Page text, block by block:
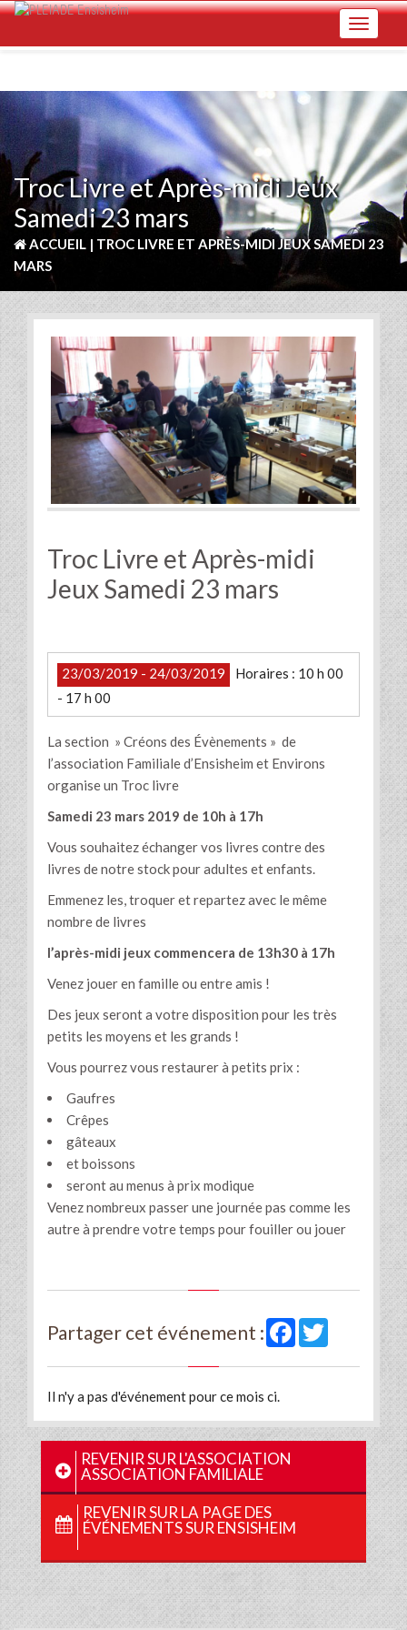
Skip
Toggle
Troc Livre et Après-midi Jeux
Samedi 23 mars
ACCUEIL | TROC LIVRE ET APRÈS-MIDI JEUX SAMEDI 23
MARS
Troc Livre et Après-midi
Jeux Samedi 23 mars
23/03/2019 - 24/03/2019
Horaires : 10 h 00
- 17 h 00
La section » Créons des Évènements » de
l’association Familiale d’Ensisheim et Environs
organise un Troc livre
Samedi 23 mars 2019 de 10h à 17h
Vous souhaitez échanger vos livres contre des
livres de notre stock pour adultes et enfants.
Emmenez les, troquer et repartez avec le même
nombre de livres
l’après-midi jeux commencera de 13h30 à 17h
Venez jouer en famille ou entre amis !
Des jeux seront a votre disposition pour les très
petits les moyens et les grands !
Vous pourrez vous restaurer à petits prix :
Gaufres
Crêpes
gâteaux
et boissons
seront au menus à prix modique
Venez nombreux passer une journée pas comme les
autre à prendre votre temps pour fouiller ou jouer
Partager cet événement : Facebook
Il n'y a pas d'événement pour ce mois ci.
REVENIR SUR L'ASSOCIATION
ASSOCIATION FAMILIALE
REVENIR SUR LA PAGE DES
ÉVÉNEMENTS SUR ENSISHEIM